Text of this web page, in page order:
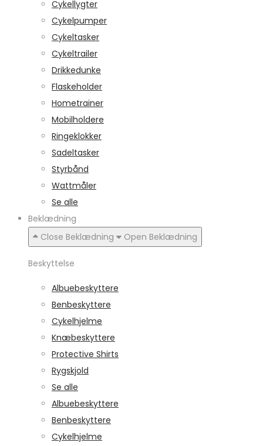
Cykellygter
Cykelpumper
Cykeltasker
Cykeltrailer
Drikkedunke
Flaskeholder
Hometrainer
Mobilholdere
Ringeklokker
Sadeltasker
Styrbånd
Wattmåler
Se alle
Beklædning
Close Beklædning
Open Beklædning
Beskyttelse
Albuebeskyttere
Benbeskyttere
Cykelhjelme
Knæbeskyttere
Protective Shirts
Rygskjold
Se alle
Albuebeskyttere
Benbeskyttere
Cykelhjelme